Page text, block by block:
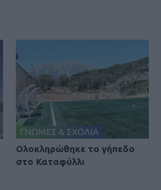
ΓΝΩΜΕΣ & ΣΧΟΛΙΑ
Ολοκληρώθηκε το γήπεδο
στο Καταφύλλι